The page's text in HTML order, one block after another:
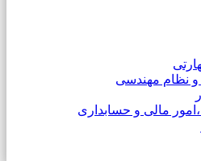
و نظام مهندسی
مالی و حسابداری